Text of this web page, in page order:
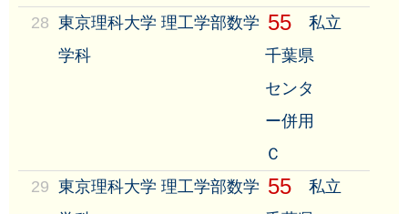
28 東京理科大学 理工学部数学
学科
55
私立
千葉県
センタ
ー併用
Ｃ
29 東京理科大学 理工学部数学 55
私立